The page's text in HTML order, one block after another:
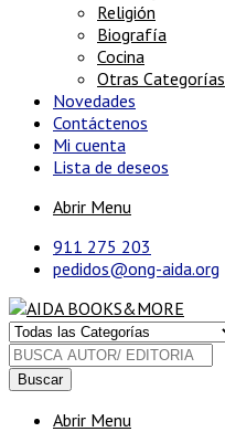
Religión
Biografía
Cocina
Otras Categorías
Novedades
Contáctenos
Mi cuenta
Lista de deseos
Abrir Menu
911 275 203
pedidos@ong-aida.org
Buscar
Abrir Menu